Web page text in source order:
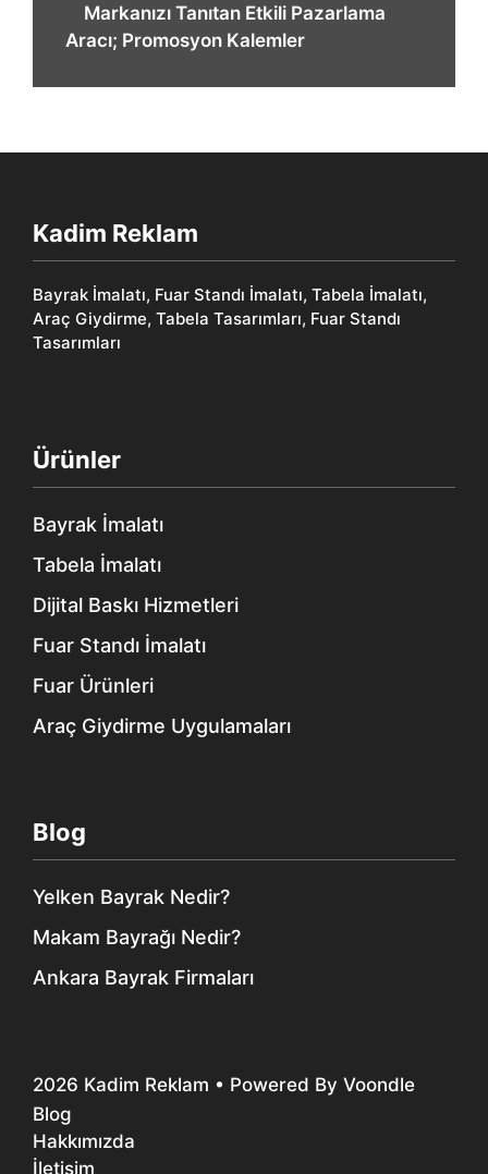
Markanızı Tanıtan Etkili Pazarlama
Aracı; Promosyon Kalemler
Kadim Reklam
Bayrak İmalatı, Fuar Standı İmalatı, Tabela İmalatı,
Araç Giydirme, Tabela Tasarımları, Fuar Standı
Tasarımları
Ürünler
Bayrak İmalatı
Tabela İmalatı
Dijital Baskı Hizmetleri
Fuar Standı İmalatı
Fuar Ürünleri
Araç Giydirme Uygulamaları
Blog
Yelken Bayrak Nedir?
Makam Bayrağı Nedir?
Ankara Bayrak Firmaları
2026 Kadim Reklam • Powered By Voondle
Blog
Hakkımızda
İletişim